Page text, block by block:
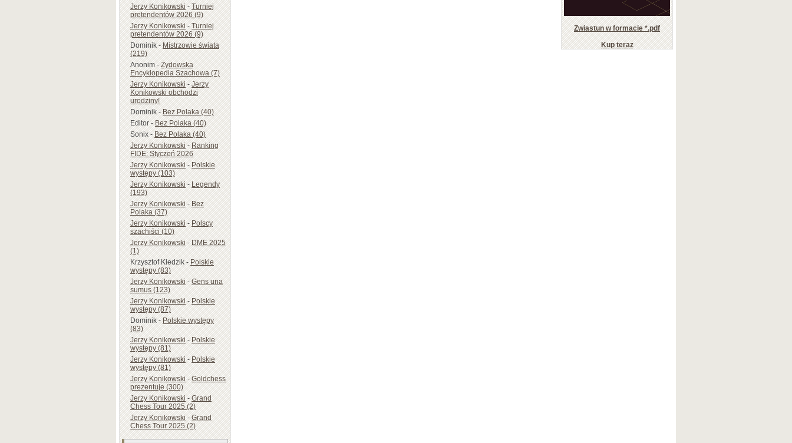
Jerzy Konikowski-Turniej
pretendentów 2026 (9)
Jerzy Konikowski-Turniej
pretendentów 2026 (9)
Dominik-Mistrzowie świata
(219)
Anonim-Żydowska
Encyklopedia Szachowa (7)
Jerzy Konikowski-Jerzy
Konikowski obchodzi
urodziny!
Dominik-Bez Polaka (40)
Editor-Bez Polaka (40)
Sonix-Bez Polaka (40)
Jerzy Konikowski-Ranking
FIDE: Styczeń 2026
Jerzy Konikowski-Polskie
występy (103)
Jerzy Konikowski-Legendy
(193)
Jerzy Konikowski-Bez
Polaka (37)
Jerzy Konikowski-Polscy
szachiści (10)
Jerzy Konikowski-DME 2025
(1)
Krzysztof Kledzik-Polskie
występy (83)
Jerzy Konikowski-Gens una
sumus (123)
Jerzy Konikowski-Polskie
występy (87)
Dominik-Polskie występy
(83)
Jerzy Konikowski-Polskie
występy (81)
Jerzy Konikowski-Polskie
występy (81)
Jerzy Konikowski-Goldchess
prezentuje (300)
Jerzy Konikowski-Grand
Chess Tour 2025 (2)
Jerzy Konikowski-Grand
Chess Tour 2025 (2)
Zwiastun w formacie *.pdf
Kup teraz